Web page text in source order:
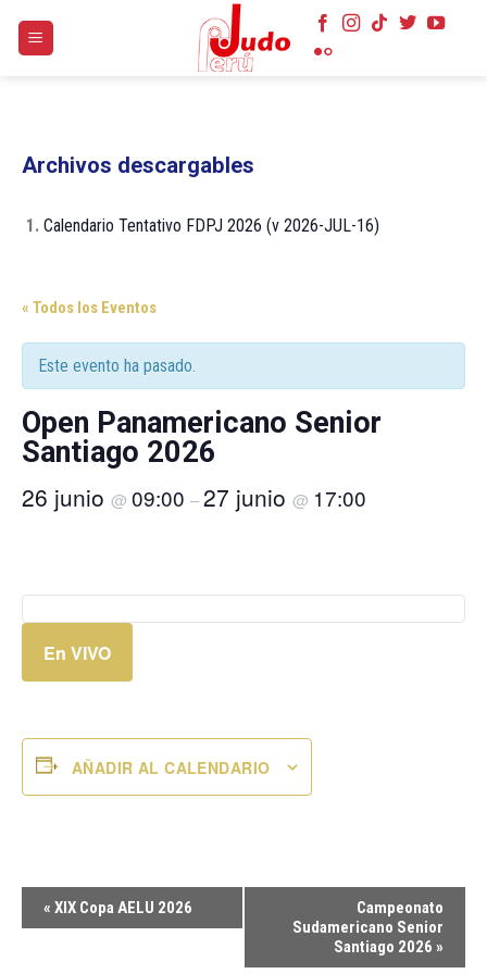
Archivos descargables
1. Calendario Tentativo FDPJ 2026 (v 2026-JUL-16)
« Todos los Eventos
Este evento ha pasado.
Open Panamericano Senior
Santiago 2026
26 junio @ 09:00 –27 junio @ 17:00
En VIVO
AÑADIR AL CALENDARIO
Navegación
del
« XIX Copa AELU 2026
Campeonato
Sudamericano Senior
Santiago 2026 »